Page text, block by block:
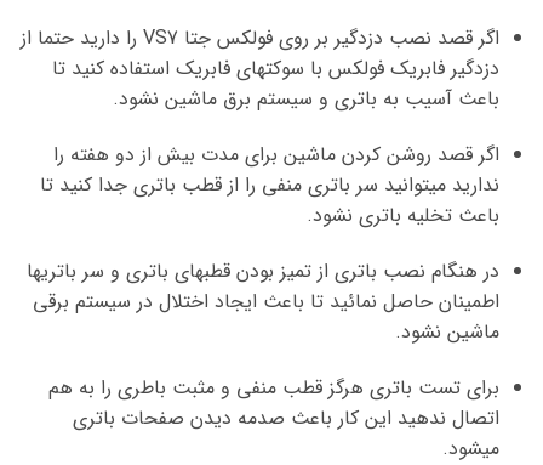
اگر قصد نصب دزدگیر بر روی فولکس جتا VS7 را دارید حتما از
دزدگیر فابریک فولکس با سوکتهای فابریک استفاده کنید تا
باعث آسیب به باتری و سیستم برق ماشین نشود.
اگر قصد روشن کردن ماشین برای مدت بیش از دو هفته را
ندارید میتوانید سر باتری منفی را از قطب باتری جدا کنید تا
باعث تخلیه باتری نشود.
در هنگام نصب باتری از تمیز بودن قطبهای باتری و سر باتریها
اطمینان حاصل نمائید تا باعث ایجاد اختلال در سیستم برقی
ماشین نشود.
برای تست باتری هرگز قطب منفی و مثبت باطری را به هم
اتصال ندهید این کار باعث صدمه دیدن صفحات باتری
میشود.